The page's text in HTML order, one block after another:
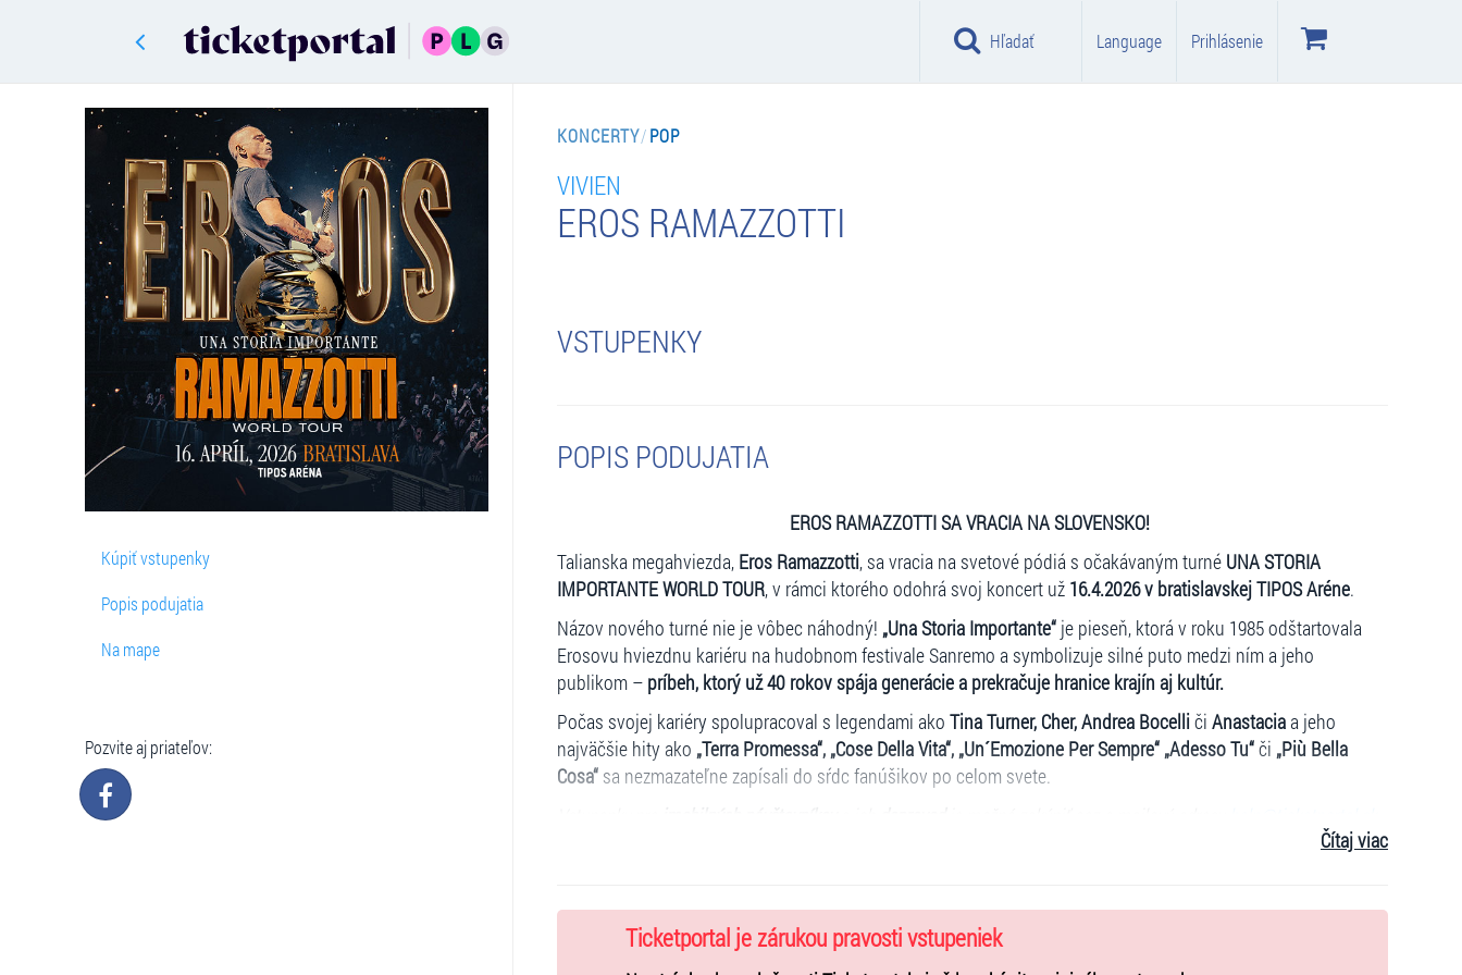
Hľadať Language Prihlásenie
Kúpiť vstupenky
Popis podujatia
Na mape
Pozvite aj priateľov:
KONCERTY/POP
VIVIEN
EROS RAMAZZOTTI
VSTUPENKY
POPIS PODUJATIA
EROS RAMAZZOTTI SA VRACIA NA SLOVENSKO!
Talianska megahviezda, Eros Ramazzotti, sa vracia na svetové pódiá s očakávaným turné UNA STORIA
IMPORTANTE WORLD TOUR, v rámci ktorého odohrá svoj koncert už 16.4.2026v bratislavskej TIPOS Aréne.
Názov nového turné nie je vôbec náhodný! „Una Storia Importante“je pieseň, ktorá v roku 1985 odštartovala
Erosovu hviezdnu kariéru na hudobnom festivale Sanremo a symbolizuje silné puto medzi ním a jeho
publikom – príbeh, ktorý už 40 rokov spája generácie a prekračuje hranice krajín aj kultúr.
Počas svojej kariéry spolupracoval s legendami ako Tina Turner, Cher, Andrea Bocelli či Anastaciaa jeho
najväčšie hity ako „Terra Promessa“, „Cose Della Vita“, „Un´Emozione Per Sempre“ „Adesso Tu“či „Più Bella
Cosa“sa nezmazateľne zapísali do sŕdc fanúšikov po celom svete.
platným preukazom
Čítaj viac
Ticketportal je zárukou pravosti vstupeniek